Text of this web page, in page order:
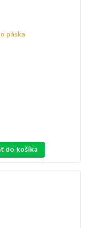
do košíka